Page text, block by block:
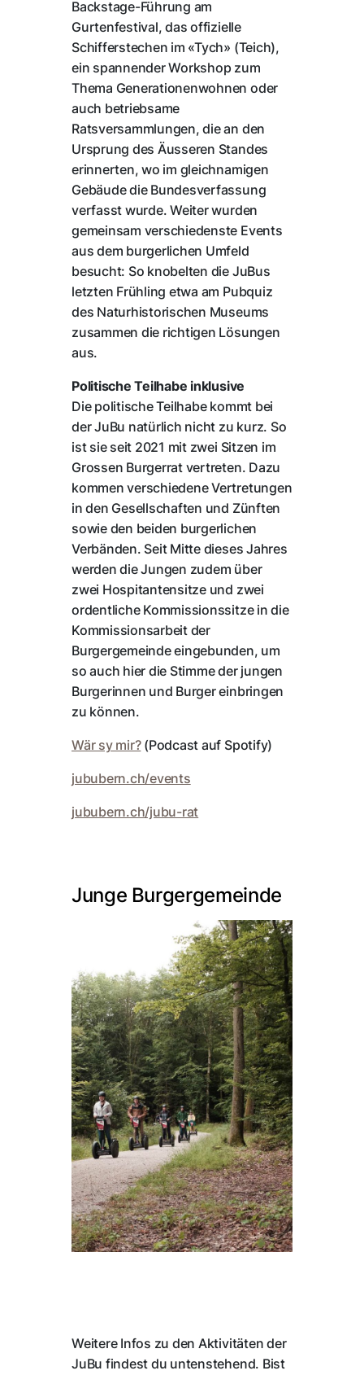
Backstage-Führung am
Gurtenfestival, das offizielle
Schifferstechen im «Tych» (Teich),
ein spannender Workshop zum
Thema Generationenwohnen oder
auch betriebsame
Ratsversammlungen, die an den
Ursprung des Äusseren Standes
erinnerten, wo im gleichnamigen
Gebäude die Bundesverfassung
verfasst wurde. Weiter wurden
gemeinsam verschiedenste Events
aus dem burgerlichen Umfeld
besucht: So knobelten die JuBus
letzten Frühling etwa am Pubquiz
des Naturhistorischen Museums
zusammen die richtigen Lösungen
aus.
Politische Teilhabe inklusive
Die politische Teilhabe kommt bei
der JuBu natürlich nicht zu kurz. So
ist sie seit 2021 mit zwei Sitzen im
Grossen Burgerrat vertreten. Dazu
kommen verschiedene Vertretungen
in den Gesellschaften und Zünften
sowie den beiden burgerlichen
Verbänden. Seit Mitte dieses Jahres
werden die Jungen zudem über
zwei Hospitantensitze und zwei
ordentliche Kommissionssitze in die
Kommissionsarbeit der
Burgergemeinde eingebunden, um
so auch hier die Stimme der jungen
Burgerinnen und Burger einbringen
zu können.
Wär sy mir?(Podcast auf Spotify)
jububern.ch/events
jububern.ch/jubu-rat
Junge Burgergemeinde
Weitere Infos zu den Aktivitäten der
JuBu findest du untenstehend. Bist